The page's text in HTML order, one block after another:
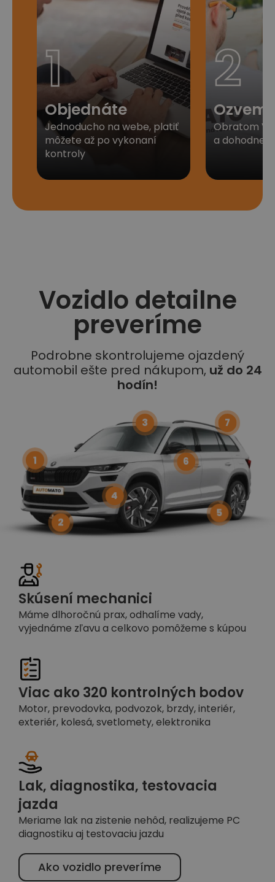
1
Objednáte
Jednoducho na webe, platiť
môžete až po vykonaní
kontroly
2
Obratom
a
Vozidlo detailne
preveríme
Podrobne skontrolujeme ojazdený
automobil ešte pred nákupom, už do 24
hodín!
Skúsení mechanici
Máme dlhoročnú prax, odhalíme vady,
vyjednáme zľavu a celkovo pomôžeme s kúpou
Viac ako 320 kontrolných bodov
Motor, prevodovka, podvozok, brzdy, interiér,
exteriér, kolesá, svetlomety, elektronika
Lak, diagnostika, testovacia
jazda
Meriame lak na zistenie nehôd, realizujeme PC
diagnostiku aj testovaciu jazdu
Ako vozidlo preveríme
1
2
3
4
5
6
7